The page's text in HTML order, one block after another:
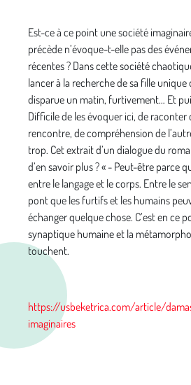
Est-ce à ce point une société
précède n’évoque-t-elle pas des
récentes ? Dans cette société
lancer à la recherche de sa fille unique
disparue un matin, furtivement… Et
Difficile de les évoquer ici, de
rencontre, de compréhension de
trop. Cet extrait d’un dialogue du
d’en savoir plus ? « - Peut-être parce
entre le langage et le corps. Entre le
pont que les furtifs et les humains
échanger quelque chose. C’est en ce
synaptique humaine et la
touchent.
https://usbeketrica.com/article/
imaginaires